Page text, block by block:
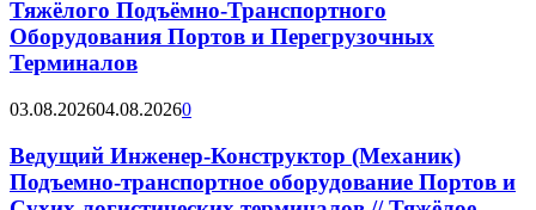
Тяжёлого Подъёмно-Транспортного
Оборудования Портов и Перегрузочных
Терминалов
03.08.202604.08.20260
Ведущий Инженер-Конструктор (Механик)
Подъемно-транспортное оборудование Портов и